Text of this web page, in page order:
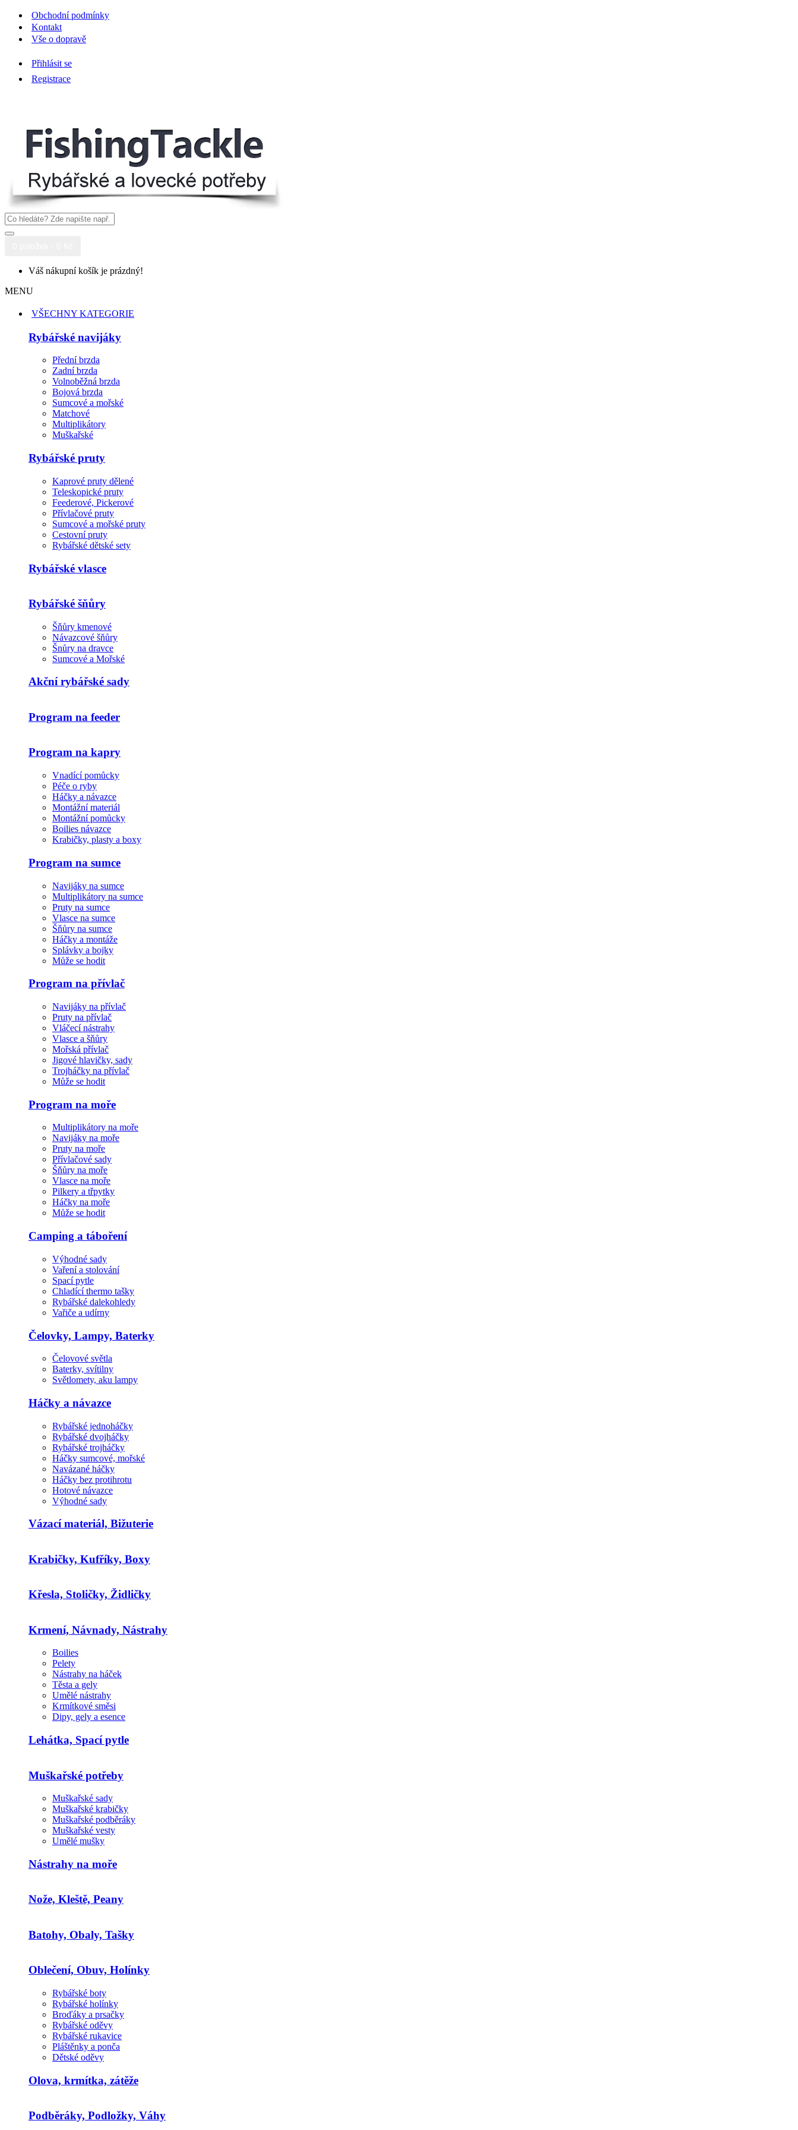
Obchodní podmínky
Kontakt
Vše o dopravě
Přihlásit se
Registrace
Váš nákupní košík je prázdný!
MENU
VŠECHNY KATEGORIE
Rybářské navijáky
Přední brzda
Zadní brzda
Volnoběžná brzda
Bojová brzda
Sumcové a mořské
Matchové
Multiplikátory
Muškařské
Rybářské pruty
Kaprové pruty dělené
Teleskopické pruty
Feederové, Pickerové
Přívlačové pruty
Sumcové a mořské pruty
Cestovní pruty
Rybářské dětské sety
Rybářské vlasce
Rybářské šňůry
Šňůry kmenové
Návazcové šňůry
Šnůry na dravce
Sumcové a Mořské
Akční rybářské sady
Program na feeder
Program na kapry
Vnadící pomůcky
Péče o ryby
Háčky a návazce
Montážní materiál
Montážní pomůcky
Boilies návazce
Krabičky, plasty a boxy
Program na sumce
Navijáky na sumce
Multiplikátory na sumce
Pruty na sumce
Vlasce na sumce
Šňůry na sumce
Háčky a montáže
Splávky a bojky
Může se hodit
Program na přívlač
Navijáky na přívlač
Pruty na přívlač
Vláčecí nástrahy
Vlasce a šňůry
Mořská přívlač
Jigové hlavičky, sady
Trojháčky na přívlač
Může se hodit
Program na moře
Multiplikátory na moře
Navijáky na moře
Pruty na moře
Přívlačové sady
Šňůry na moře
Vlasce na moře
Pilkery a třpytky
Háčky na moře
Může se hodit
Camping a táboření
Výhodné sady
Vaření a stolování
Spací pytle
Chladící thermo tašky
Rybářské dalekohledy
Vařiče a udírny
Čelovky, Lampy, Baterky
Čelovové světla
Baterky, svítilny
Světlomety, aku lampy
Háčky a návazce
Rybářské jednoháčky
Rybářské dvojháčky
Rybářské trojháčky
Háčky sumcové, mořské
Navázané háčky
Háčky bez protihrotu
Hotové návazce
Výhodné sady
Vázací materiál, Bižuterie
Krabičky, Kufříky, Boxy
Křesla, Stoličky, Židličky
Krmení, Návnady, Nástrahy
Boilies
Pelety
Nástrahy na háček
Těsta a gely
Umělé nástrahy
Krmítkové směsi
Dipy, gely a esence
Lehátka, Spací pytle
Muškařské potřeby
Muškařské sady
Muškařské krabičky
Muškařské podběráky
Muškařské vesty
Umělé mušky
Nástrahy na moře
Nože, Kleště, Peany
Batohy, Obaly, Tašky
Oblečení, Obuv, Holínky
Rybářské boty
Rybářské holínky
Broďáky a prsačky
Rybářské oděvy
Rybářské rukavice
Pláštěnky a ponča
Dětské oděvy
Olova, krmítka, zátěže
Podběráky, Podložky, Váhy